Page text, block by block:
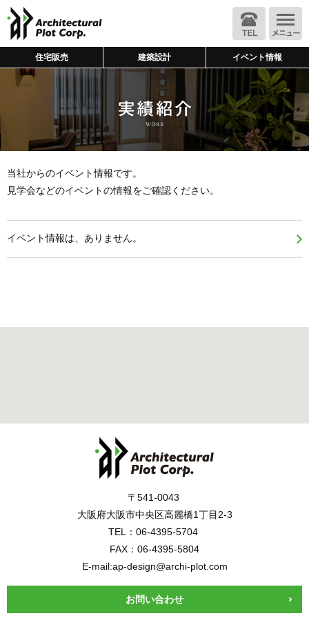
住宅販売 建築設計 イベント情報
当社からのイベント情報です。
見学会などのイベントの情報をご確認ください。
イベント情報は、ありません。
〒541-0043
大阪府大阪市中央区高麗橋1丁目2-3
TEL：06-4395-5704
FAX：06-4395-5804
E-mail:ap-design@archi-plot.com
お問い合わせ